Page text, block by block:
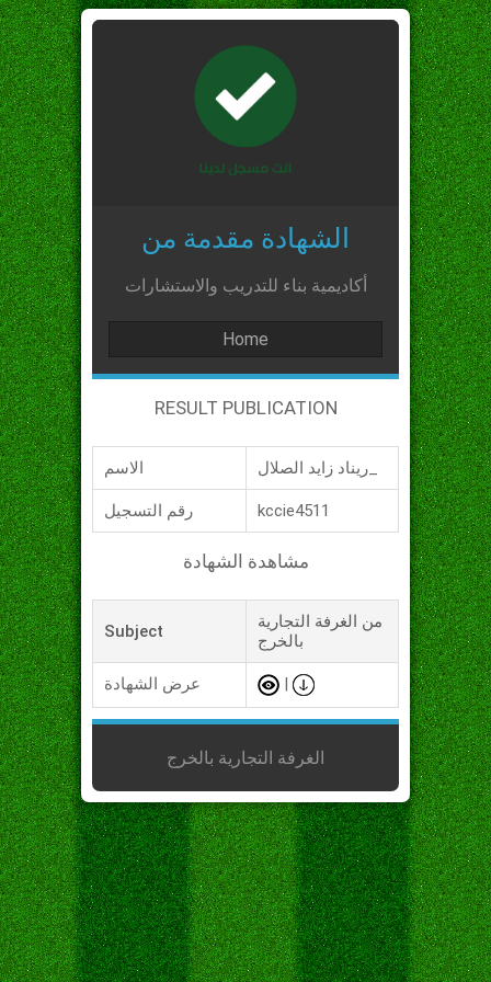
الشهادة مقدمة من
أكاديمية بناء للتدريب والاستشارات
Home
RESULT PUBLICATION
الاسم
رقم التسجيل kccie4511
مشاهدة الشهادة
Subject
من الغرفة التجارية
بالخرج
عرض الشهادة
الغرفة التجارية بالخرج